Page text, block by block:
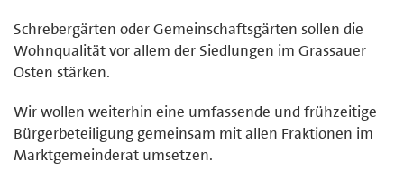
Schrebergärten oder Gemeinschaftsgärten sollen die
Wohnqualität vor allem der Siedlungen im Grassauer
Osten stärken.
Wir wollen weiterhin eine umfassende und frühzeitige
Bürgerbeteiligung gemeinsam mit allen Fraktionen im
Marktgemeinderat umsetzen.